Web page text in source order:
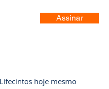
Assinar
hoje mesmo